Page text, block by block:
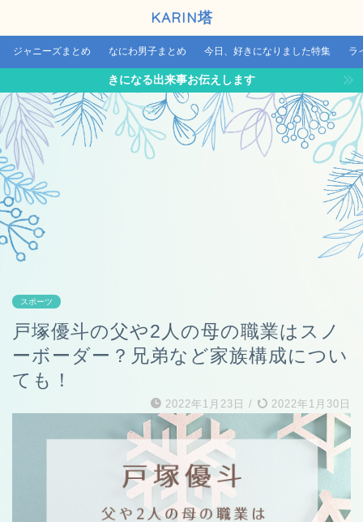
KARIN塔
ジャニーズまとめ なにわ男子まとめ 今日、好きになりました特集 ラ
きになる出来事お伝えします
スポーツ
戸塚優斗の父や2人の母の職業はスノ
ーボーダー？兄弟など家族構成につい
ても！
2022年1月23日 / 2022年1月30日